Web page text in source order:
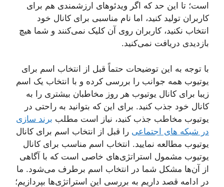
است؛ تا این حد که اگر ویدئوهای ارزشمندی هم برای
کاربران تولید کنید، اما نام مناسبی برای کانال خود
انتخاب نکنید، کاربران روی آن کلیک نمی‌کنند و شما هیچ
بازدیدی دریافت نمی‌کنید.
با توجه به این توضیحات حتماً قبل از انتخاب اسم برای
یوتیوب همه جوانب را بررسی کرده و با انتخاب یک اسم
زیبا برای کانال یوتیوب هر روز مخاطبان بیشتری را به
کانال خود جذب کنید. برای این که بتوانید به راحتی در
یوتیوب مخاطب جذب کنید، نیاز است مطلب برند سازی
در شبکه های اجتماعی را قبل از انتخاب اسم برای کانال
یوتیوب مطالعه نمایید. انتخاب اسم مناسب برای کانال
یوتیوب مشمول استراتژی‌های خاصی است که با آگاهی
از آن‌ها مشکل شما در انتخاب اسم برطرف می‌شود. ما
در ادامه قصد داریم به بررسی این استراتژی‌ها بپردازیم؛